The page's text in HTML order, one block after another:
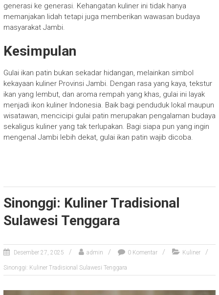
generasi ke generasi. Kehangatan kuliner ini tidak hanya
memanjakan lidah tetapi juga memberikan wawasan budaya
masyarakat Jambi.
Kesimpulan
Gulai ikan patin bukan sekadar hidangan, melainkan simbol
kekayaan kuliner Provinsi Jambi. Dengan rasa yang kaya, tekstur
ikan yang lembut, dan aroma rempah yang khas, gulai ini layak
menjadi ikon kuliner Indonesia. Baik bagi penduduk lokal maupun
wisatawan, mencicipi gulai patin merupakan pengalaman budaya
sekaligus kuliner yang tak terlupakan. Bagi siapa pun yang ingin
mengenal Jambi lebih dekat, gulai ikan patin wajib dicoba.
Sinonggi: Kuliner Tradisional
Sulawesi Tenggara
Desember 27, 2025 admin 0 Komentar Kuliner
Sinonggi: Kuliner Tradisional Sulawesi Tenggara